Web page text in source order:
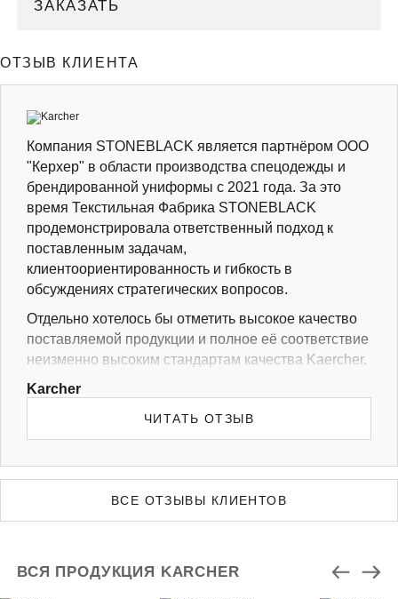
ЗАКАЗАТЬ
ОТЗЫВ КЛИЕНТА
Компания STONEBLACK является партнёром ООО
"Керхер" в области производства спецодежды и
брендированной униформы с 2021 года. За это
время Текстильная Фабрика STONEBLACK
продемонстрировала ответственный подход к
поставленным задачам,
клиентоориентированность и гибкость в
обсуждениях стратегических вопросов.
Отдельно хотелось бы отметить высокое качество
поставляемой продукции и полное её соответствие
неизменно высоким стандартам качества Kaercher.
Мы готовы рекомендовать ИП Коновалов как
Karcher
ЧИТАТЬ ОТЗЫВ
ВСЕ ОТЗЫВЫ КЛИЕНТОВ
ВСЯ ПРОДУКЦИЯ KARCHER